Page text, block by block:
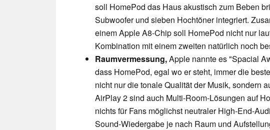
soll HomePod das Haus akustisch zum Beben
Subwoofer und sieben Hochtöner integriert.
einem Apple A8-Chip soll HomePod nicht nur
Kombination mit einem zweiten natürlich noch
Raumvermessung,Apple nannte es "Spacial
dass HomePod, egal wo er steht, immer die
nicht nur die tonale Qualität der Musik, sondern
AirPlay 2 sind auch Multi-Room-Lösungen auf
nichts für Fans möglichst neutraler High-End-
Sound-Wiedergabe je nach Raum und